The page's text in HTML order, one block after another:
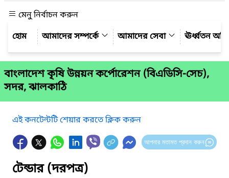
মেনু নির্বাচন করুন
আমাদের সম্পর্কে
আমাদের সেবা ঊর্ধ্বতন
বাংলাদেশ কৃষি উন্নয়ন কর্পোরেশন (বিএডিসি-সেচ),
সদর, ঝালকাঠি
এই কনটেন্টটি শেয়ার করতে ক্লিক করুন
আপনার মতামত প্রদান করুন
টেন্ডার (দরপত্র)